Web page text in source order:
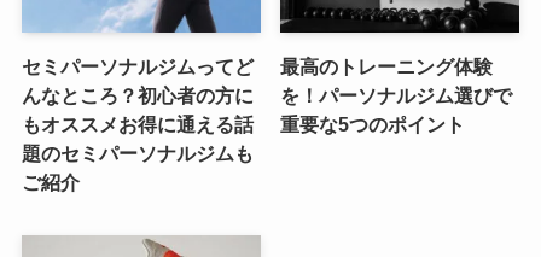
セミパーソナルジムってど
んなところ？初心者の方に
もオススメお得に通える話
題のセミパーソナルジムも
ご紹介
最高のトレーニング体験
を！パーソナルジム選びで
重要な5つのポイント